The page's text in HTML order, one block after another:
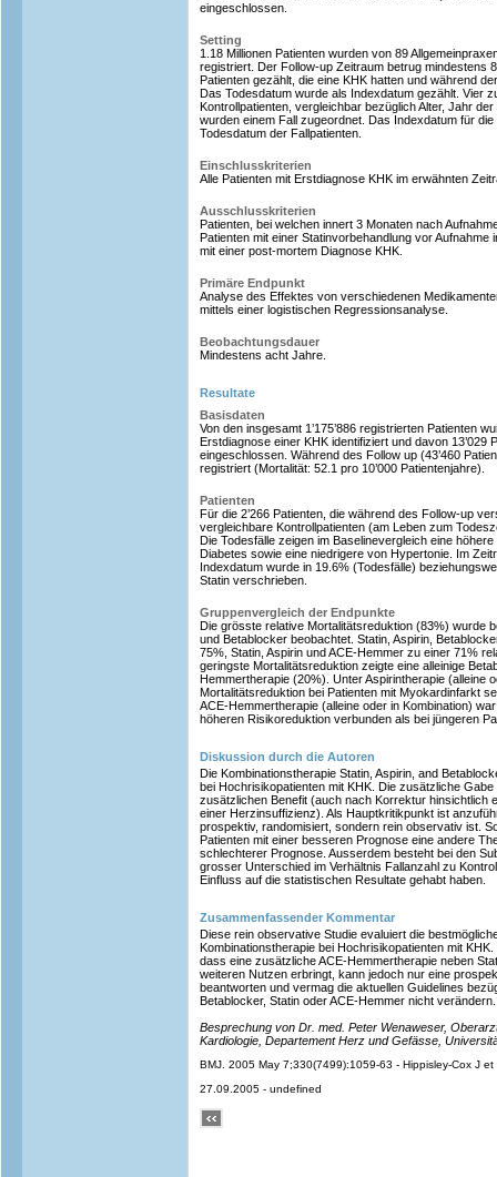
eingeschlossen.
Setting
1.18 Millionen Patienten wurden von 89
registriert. Der Follow-up Zeitraum betrug mindestens
Patienten gezählt, die eine KHK hatten und während
Das Todesdatum wurde als Indexdatum gezählt. Vier
Kontrollpatienten, vergleichbar bezüglich Alter, Jahr
wurden einem Fall zugeordnet. Das Indexdatum für
Todesdatum der Fallpatienten.
Einschlusskriterien
Alle Patienten mit Erstdiagnose KHK im erwähnten
Ausschlusskriterien
Patienten, bei welchen innert 3 Monaten nach
Patienten mit einer Statinvorbehandlung vor Aufnahme
mit einer post-mortem Diagnose KHK.
Primäre Endpunkt
Analyse des Effektes von verschiedenen
mittels einer logistischen Regressionsanalyse.
Beobachtungsdauer
Mindestens acht Jahre.
Resultate
Basisdaten
Von den insgesamt 1’175’886 registrierten Patienten
Erstdiagnose einer KHK identifiziert und davon 13’029
eingeschlossen. Während des Follow up (43’460
registriert (Mortalität: 52.1 pro 10’000 Patientenjahre).
Patienten
Für die 2’266 Patienten, die während des Follow-up
vergleichbare Kontrollpatienten (am Leben zum
Die Todesfälle zeigen im Baselinevergleich eine
Diabetes sowie eine niedrigere von Hypertonie. Im
Indexdatum wurde in 19.6% (Todesfälle)
Statin verschrieben.
Gruppenvergleich der Endpunkte
Die grösste relative Mortalitätsreduktion (83%) wurde
und Betablocker beobachtet. Statin, Aspirin,
75%, Statin, Aspirin und ACE-Hemmer zu einer 71%
geringste Mortalitätsreduktion zeigte eine alleinige
Hemmertherapie (20%). Unter Aspirintherapie (alleine
Mortalitätsreduktion bei Patienten mit Myokardinfarkt
ACE-Hemmertherapie (alleine oder in Kombination)
höheren Risikoreduktion verbunden als bei jüngeren
Diskussion durch die Autoren
Die Kombinationstherapie Statin, Aspirin, and
bei Hochrisikopatienten mit KHK. Die zusätzliche
zusätzlichen Benefit (auch nach Korrektur hinsichtlich
einer Herzinsuffizienz). Als Hauptkritikpunkt ist
prospektiv, randomisiert, sondern rein observativ ist.
Patienten mit einer besseren Prognose eine andere
schlechterer Prognose. Ausserdem besteht bei den
grosser Unterschied im Verhältnis Fallanzahl zu
Einfluss auf die statistischen Resultate gehabt haben.
Zusammenfassender Kommentar
Diese rein observative Studie evaluiert die
Kombinationstherapie bei Hochrisikopatienten mit
dass eine zusätzliche ACE-Hemmertherapie neben
weiteren Nutzen erbringt, kann jedoch nur eine
beantworten und vermag die aktuellen Guidelines
Betablocker, Statin oder ACE-Hemmer nicht verändern.
Besprechung von Dr. med. Peter Wenaweser,
Kardiologie, Departement Herz und Gefässe,
BMJ. 2005 May 7;330(7499):1059-63 - Hippisley-Cox J et
27.09.2005 - undefined